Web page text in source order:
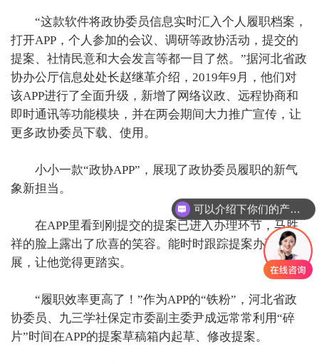
“这款软件将政协委员信息实时汇入个人履职档案，
打开APP，个人参加的会议、调研等政协活动，提交的
提案、社情民意和大会发言等都一目了然。”据河北省政
协办公厅信息处处长赵继革介绍，2019年9月，他们对
该APP进行了全面升级，新增了网络议政、远程协商和
即时通讯等功能模块，并在两会期间大力推广宣传，让
更多政协委员下载、使用。
小小一款“政协APP”，展现了政协委员履职的新气
象新担当。
在APP里看到刚提交的提案已进入办理环节，马胜
祥的脸上露出了欣喜的笑容。能时时跟踪提案办理进
展，让他觉得更踏实。
“履职效率更高了！”作为APP的“铁粉”，河北省政
协委员、九三学社保定市委副主委尹成远常常利用“碎
片”时间在APP的提案草稿箱内起草、修改提案。
可以介绍下你们的产品么